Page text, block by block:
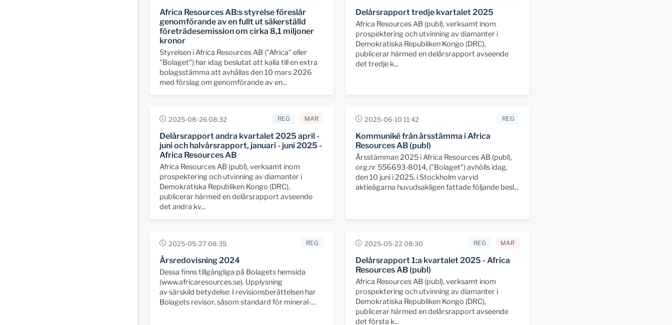
Africa Resources AB:s styrelse föreslår
genomförande av en fullt ut säkerställd
företrädesemission om cirka 8,1 miljoner
kronor
Styrelsen i Africa Resources AB ("Africa" eller
"Bolaget") har idag beslutat att kalla till en extra
bolagsstämma att avhållas den 10 mars 2026
med förslag om genomförande av en...
Delårsrapport tredje kvartalet 2025
Africa Resources AB (publ), verksamt inom
prospektering och utvinning av diamanter i
Demokratiska Republiken Kongo (DRC),
publicerar härmed en delårsrapport avseende
det tredje k...
2025-08-26 08:32 REG MAR
Delårsrapport andra kvartalet 2025 april -
juni och halvårsrapport, januari - juni 2025 -
Africa Resources AB
Africa Resources AB (publ), verksamt inom
prospektering och utvinning av diamanter i
Demokratiska Republiken Kongo (DRC),
publicerar härmed en delårsrapport avseende
det andra kv...
2025-06-10 11:42 REG
Kommuniké från årsstämma i Africa
Resources AB (publ)
Årsstämman 2025 i Africa Resources AB (publ),
org.nr 556693-8014, ("Bolaget") avhölls idag,
den 10 juni i 2025, i Stockholm varvid
aktieägarna huvudsakligen fattade följande besl...
2025-05-27 08:35 REG
Årsredovisning 2024
Dessa finns tillgängliga på Bolagets hemsida
(www.africaresources.se). Upplysning
av särskild betydelse: I revisionsberättelsen har
Bolagets revisor, såsom standard för mineral-...
2025-05-22 08:30 REG MAR
Delårsrapport 1:a kvartalet 2025 - Africa
Resources AB (publ)
Africa Resources AB (publ), verksamt inom
prospektering och utvinning av diamanter i
Demokratiska Republiken Kongo (DRC),
publicerar härmed en delårsrapport avseende
det första k...